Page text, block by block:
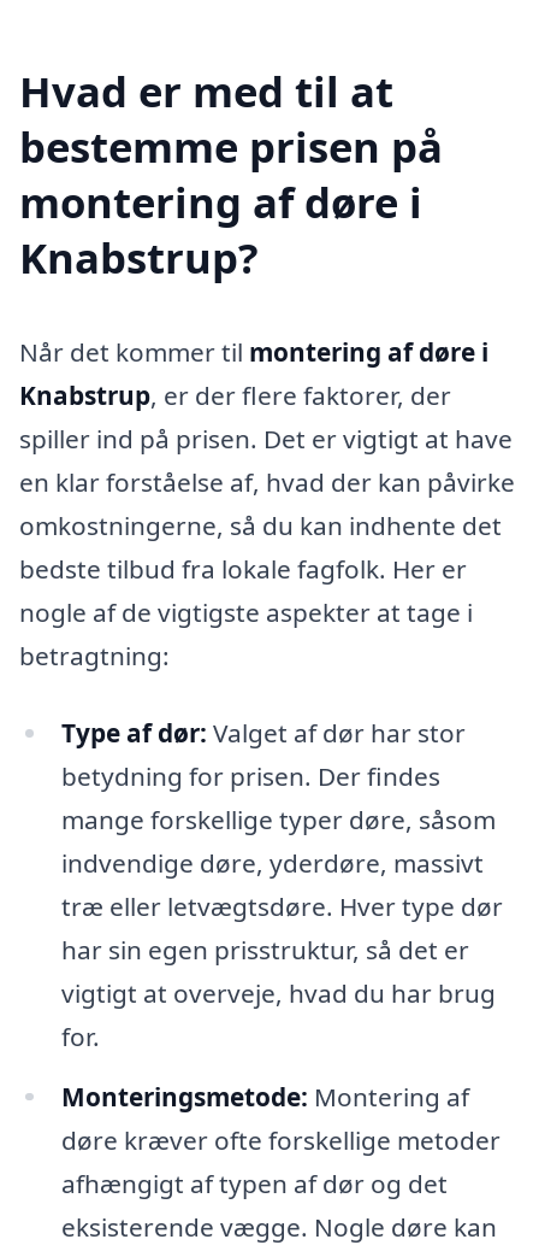
Hvad er med til at
bestemme prisen på
montering af døre i
Knabstrup?
Når det kommer til montering af døre i
Knabstrup, er der flere faktorer, der
spiller ind på prisen. Det er vigtigt at have
en klar forståelse af, hvad der kan påvirke
omkostningerne, så du kan indhente det
bedste tilbud fra lokale fagfolk. Her er
nogle af de vigtigste aspekter at tage i
betragtning:
Type af dør: Valget af dør har stor
betydning for prisen. Der findes
mange forskellige typer døre, såsom
indvendige døre, yderdøre, massivt
træ eller letvægtsdøre. Hver type dør
har sin egen prisstruktur, så det er
vigtigt at overveje, hvad du har brug
for.
Monteringsmetode: Montering af
døre kræver ofte forskellige metoder
afhængigt af typen af dør og det
eksisterende vægge. Nogle døre kan